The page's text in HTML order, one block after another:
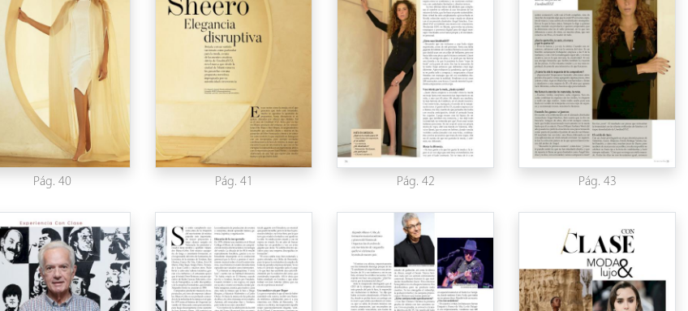
Pág. 40 Pág. 41 Pág. 42 Pág. 43